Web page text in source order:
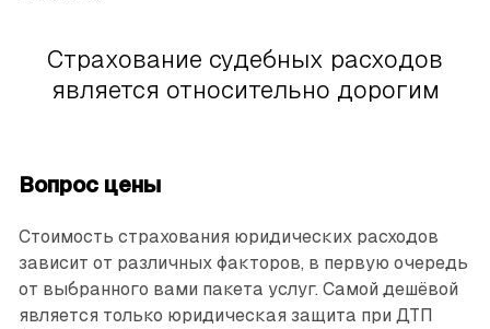
Страхование судебных расходов
является относительно дорогим
Вопрос цены
Стоимость страхования юридических расходов
зависит от различных факторов, в первую очередь
от выбранного вами пакета услуг. Самой дешёвой
является только юридическая защита при ДТП